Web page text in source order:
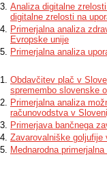
Analiza digitalne
digitalne zrelosti na
Primerjalna analiza
Evropske unije
Primerjalna analiza
Obdavčitev plač v
spremembo slovenske
Primerjalna analiza
računovodstva v
Primerjava bančnega
Zavarovalniške goljufije
Mednarodna